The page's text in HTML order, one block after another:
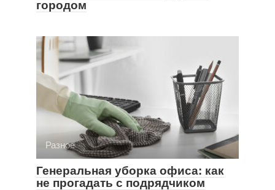
городом
Разное
Генеральная уборка офиса: как
не прогадать с подрядчиком